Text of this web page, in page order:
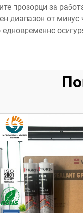
прозорци за
диапазон от
едновременно